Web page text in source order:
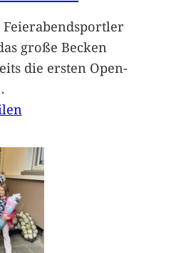
große Becken
die ersten Open-